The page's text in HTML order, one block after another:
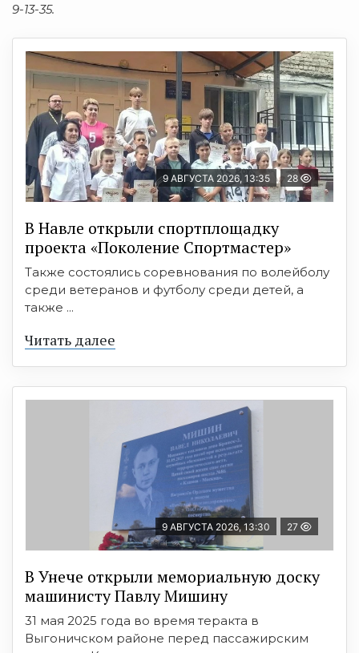
9-13-35.
9 АВГУСТА 2026, 13:35 28
В Навле открыли спортплощадку
проекта «Поколение Спортмастер»
Также состоялись соревнования по волейболу
среди ветеранов и футболу среди детей, а
также ...
Читать далее
9 АВГУСТА 2026, 13:30 27
В Унече открыли мемориальную доску
машинисту Павлу Мишину
31 мая 2025 года во время теракта в
Выгоничском районе перед пассажирским